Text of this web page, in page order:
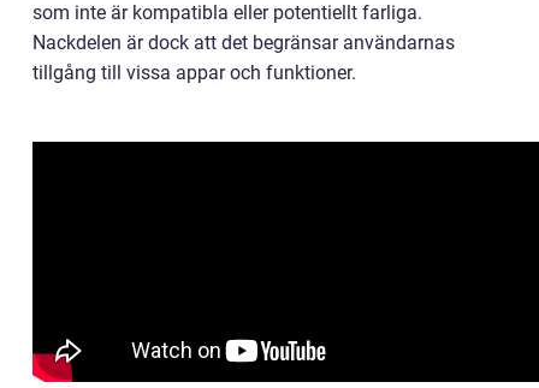
som inte är kompatibla eller potentiellt farliga.
Nackdelen är dock att det begränsar användarnas
tillgång till vissa appar och funktioner.